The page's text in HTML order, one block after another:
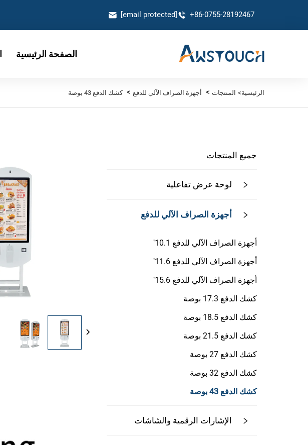
+86-0755-28192467
[email protected]
الصفحة الرئيسية
الرئيسية> المنتجات > أجهزة الصراف الآلي للدفع >كشك الدفع 43 بوصة
جميع المنتجات
لوحة عرض تفاعلية
أجهزة الصراف الآلي للدفع
أجهزة الصراف الآلي للدفع 10.1"
أجهزة الصراف الآلي للدفع 11.6"
أجهزة الصراف الآلي للدفع 15.6"
كشك الدفع 17.3 بوصة
كشك الدفع 18.5 بوصة
كشك الدفع 21.5 بوصة
كشك الدفع 27 بوصة
كشك الدفع 32 بوصة
كشك الدفع 43 بوصة
الإشارات الرقمية والشاشات